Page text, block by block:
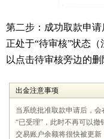
第二步：成功取款申请
正处于“待审核”状态
以点击待审核旁边的
出金注意事项
当系统批准取款申请后，
“已受理”，此时不再可以撤
交易账户余额将很快被更新